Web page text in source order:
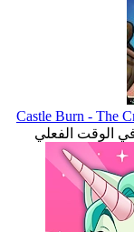
Castle Burn - The
في الوقت الفعلي